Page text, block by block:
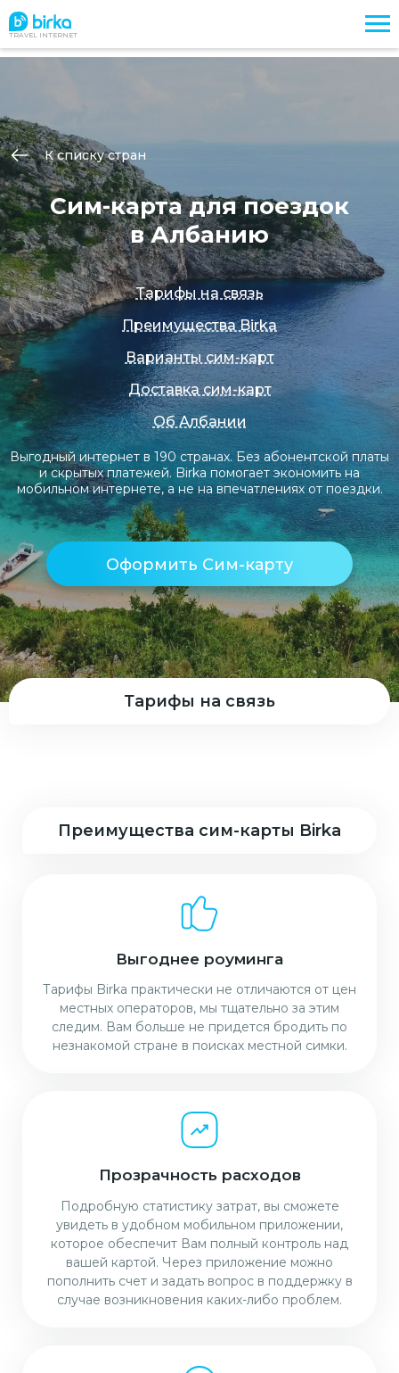
TRAVEL INTERNET
К списку стран
Сим-карта для поездок
в Албанию
Тарифы на связь
Преимущества Birka
Варианты сим-карт
Доставка сим-карт
Об Албании
Выгодный интернет в 190 странах. Без абонентской платы
и скрытых платежей. Birka помогает экономить на
мобильном интернете, а не на впечатлениях от поездки.
Оформить Сим-карту
Тарифы на связь
Преимущества сим-карты Birka
Выгоднее роуминга
Тарифы Birka практически не отличаются от цен
местных операторов, мы тщательно за этим
следим. Вам больше не придется бродить по
незнакомой стране в поисках местной симки.
Прозрачность расходов
Подробную статистику затрат, вы сможете
увидеть в удобном мобильном приложении,
которое обеспечит Вам полный контроль над
вашей картой. Через приложение можно
пополнить счет и задать вопрос в поддержку в
случае возникновения каких-либо проблем.